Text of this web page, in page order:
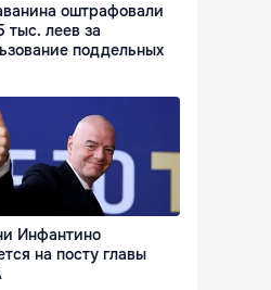
оштрафовали
тыс. леев за
поддельных
Инфантино
на посту главы